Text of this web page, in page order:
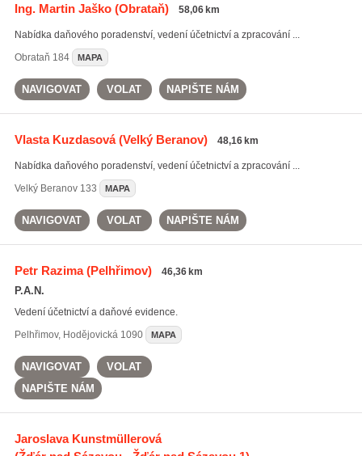
Ing. Martin Jaško(Obrataň) 58,06 km
Nabídka daňového poradenství, vedení účetnictví a zpracování ...
Obrataň 184 MAPA
NAVIGOVAT VOLAT NAPIŠTE NÁM
Vlasta Kuzdasová(Velký Beranov) 48,16 km
Nabídka daňového poradenství, vedení účetnictví a zpracování ...
Velký Beranov133 MAPA
NAVIGOVAT VOLAT NAPIŠTE NÁM
Petr Razima(Pelhřimov) 46,36 km
P.A.N.
Vedení účetnictví a daňové evidence.
Pelhřimov, Hodějovická 1090 MAPA
NAVIGOVAT
VOLAT
NAPIŠTE NÁM
Jaroslava Kunstmüllerová